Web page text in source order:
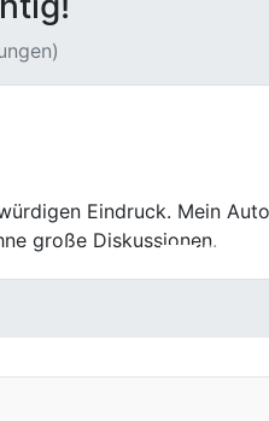
aber nicht. Bei lief